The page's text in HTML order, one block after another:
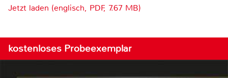
Jetzt laden (englisch, PDF, 7.67 MB)
kostenloses Probeexemplar